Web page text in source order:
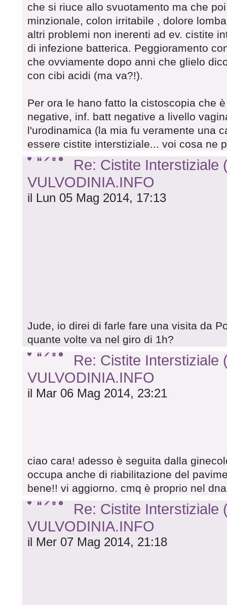
che si riuce allo svuotamento ma che
minzionale, colon irritabile , dolore
altri problemi non inerenti ad ev. cistite
di infezione batterica. Peggioramento
che ovviamente dopo anni che glielo
con cibi acidi (ma va?!).
Per ora le hano fatto la cistoscopia che
negative, inf. batt negative a livello
l'urodinamica (la mia fu veramente una
essere cistite interstiziale... voi cosa ne
Re: Cistite Interstiziale
VULVODINIA.INFO
il Lun 05 Mag 2014, 17:13
Jude, io direi di farle fare una visita da
quante volte va nel giro di 1h?
Re: Cistite Interstiziale
VULVODINIA.INFO
il Mar 06 Mag 2014, 23:21
ciao cara! adesso è seguita dalla
occupa anche di riabilitazione del
bene!! vi aggiorno. cmq è proprio nel
Re: Cistite Interstiziale
VULVODINIA.INFO
il Mer 07 Mag 2014, 21:18